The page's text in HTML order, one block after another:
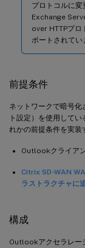
プロトコルに変
Exchange
over HTTPプロ
ポートされてい
前提条件
ネットワークで暗号
ト設定）を使用して
れかの前提条件を実装
Outlookクライア
Citrix SD-WAN
ラストラクチャに
構成
Outlookアクセラレー